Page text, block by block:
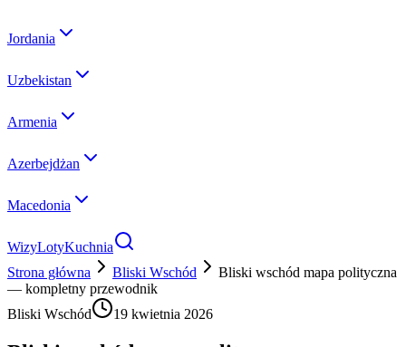
Jordania
Uzbekistan
Armenia
Azerbejdżan
Macedonia
WizyLotyKuchnia
Strona główna
Bliski Wschód
Bliski wschód mapa polityczna
— kompletny przewodnik
Bliski Wschód
19 kwietnia 2026